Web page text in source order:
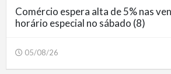
Comércio espera alta de 5% nas
horário especial no sábado (8)
05/08/26